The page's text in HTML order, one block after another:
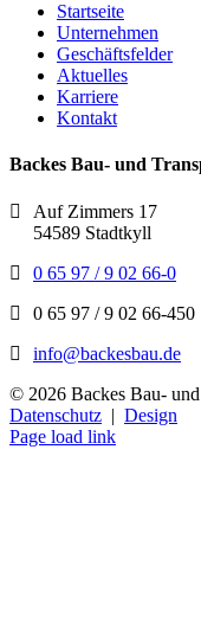
Startseite
Unternehmen
Geschäftsfelder
Aktuelles
Karriere
Kontakt
Backes Bau- und
Auf Zimmers 17
54589 Stadtkyll
0 65 97 / 9 02 66-0
0 65 97 / 9 02 66-450
info@backesbau.de
© 2026 Backes Bau-
Datenschutz | Design
Page load link